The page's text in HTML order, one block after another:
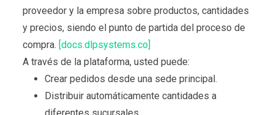
proveedor y la empresa sobre productos, cantidades
y precios, siendo el punto de partida del proceso de
compra. [docs.dlpsystems.co]
A través de la plataforma, usted puede:
Crear pedidos desde una sede principal.
Distribuir automáticamente cantidades a